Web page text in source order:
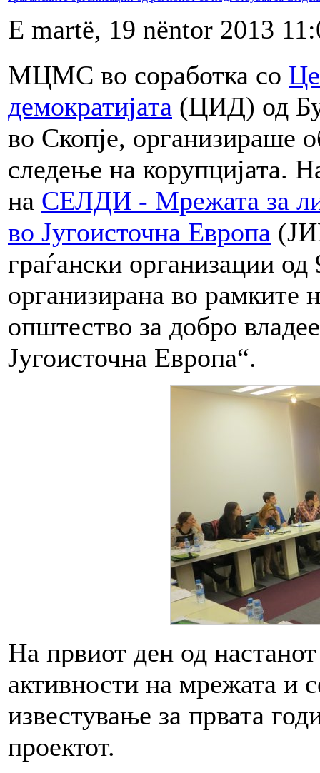
E martë, 19 nëntor 2013
МЦМС во соработка со
демократијата (ЦИД) од
во Скопје, организираше
следење на корупцијата.
на СЕЛДИ - Мрежата за
во Југоисточна Европа
граѓански организации
организирана во рамките
општество за добро
Југоисточна Европа“.
На првиот ден од
активности на мрежата и
известување за првата
проектот.